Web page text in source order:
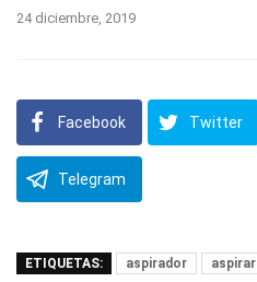
24 diciembre, 2019
Facebook Twitter
Telegram
ETIQUETAS: aspirador aspirar